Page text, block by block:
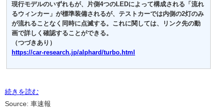
現行モデルのいずれもが、片側4つのLEDによって構成される「流れ
るウィンカー」が標準装備されるが、テストカーでは内側の2灯のみ
が流れることなく同時に点滅する。これに関しては、リンク先の動
画で詳しく確認することができる。
（つづきあり）
https://car-research.jp/alphard/turbo.html
続きを読む
Source: 車速報